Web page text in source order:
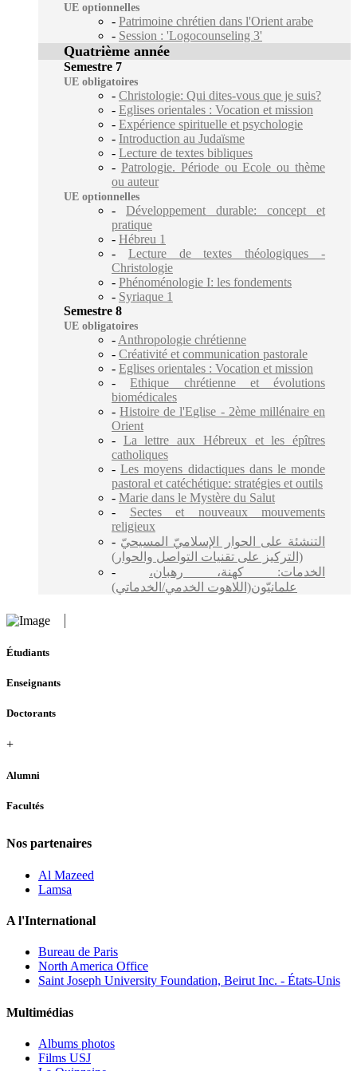
UE optionnelles
- Patrimoine chrétien dans l'Orient arabe
- Session : 'Logocounseling 3'
Quatrième année
Semestre 7
UE obligatoires
- Christologie: Qui dites-vous que je suis?
- Eglises orientales : Vocation et mission
- Expérience spirituelle et psychologie
- Introduction au Judaïsme
- Lecture de textes bibliques
- Patrologie. Période ou Ecole ou thème
ou auteur
UE optionnelles
- Développement durable: concept et
pratique
- Hébreu 1
- Lecture de textes théologiques -
Christologie
- Phénoménologie I: les fondements
- Syriaque 1
Semestre 8
UE obligatoires
- Anthropologie chrétienne
- Créativité et communication pastorale
- Eglises orientales : Vocation et mission
-Ethique chrétienne et évolutions
biomédicales
-Histoire de l'Eglise - 2ème millénaire en
Orient
- La lettre aux Hébreux et les épîtres
catholiques
-Les moyens didactiques dans le monde
pastoral et catéchétique: stratégies et outils
- Marie dans le Mystère du Salut
- Sectes et nouveaux mouvements
religieux
- التنشئة على الحوار الإسلاميّ المسيحيّ
(التركيز على تقنيات التواصل والحوار)
-
الخدمات: كهنة، رهبان،
علمانيّون(اللاهوت الخدمي/الخدماتي)
Étudiants
Enseignants
Doctorants
+
Alumni
Facultés
Nos partenaires
Al Mazeed
Lamsa
A l'International
Bureau de Paris
North America Office
Saint Joseph University Foundation, Beirut Inc. - États-Unis
Multimédias
Albums photos
Films USJ